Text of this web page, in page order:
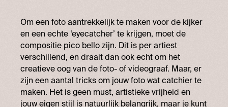
Om een foto aantrekkelijk te maken voor de kijker
en een echte ‘eyecatcher’ te krijgen, moet de
compositie pico bello zijn. Dit is per artiest
verschillend, en draait dan ook echt om het
creatieve oog van de foto- of videograaf. Maar, er
zijn een aantal tricks om jouw foto wat catchier te
maken. Het is geen must, artistieke vrijheid en
jouw eigen stijl is natuurlijk belangrijk, maar je kunt